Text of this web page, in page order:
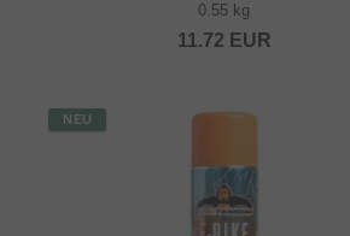
0.55 kg
11.72 EUR
NEU